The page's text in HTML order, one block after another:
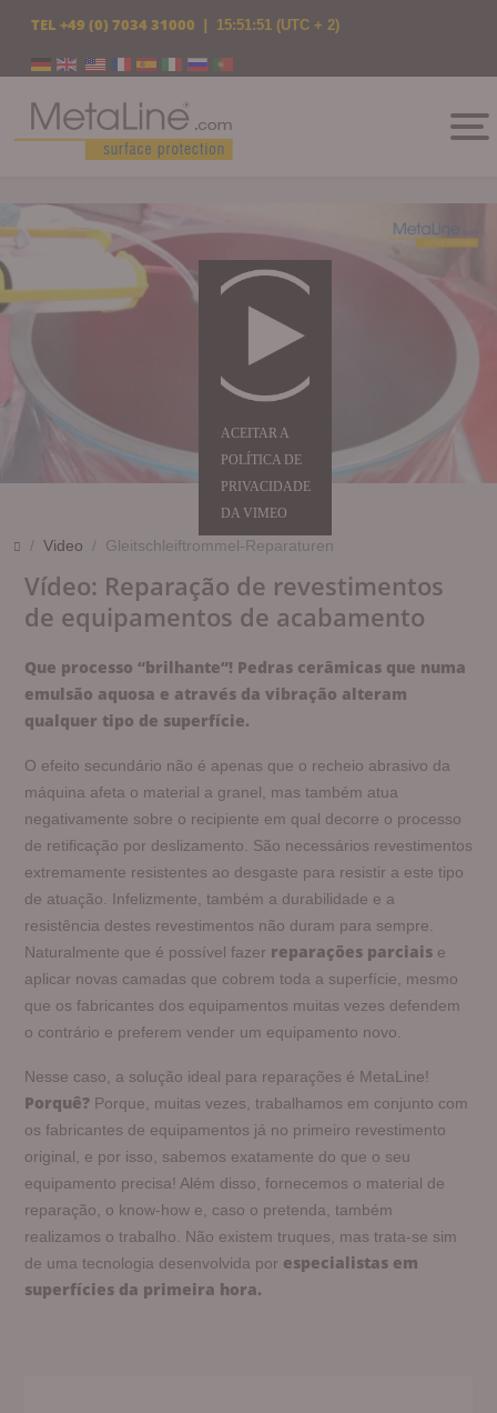
TEL +49 (0) 7034 31000 | 15:51:52 (UTC + 2)
ACEITAR A
POLÍTICA DE
PRIVACIDADE
DA VIMEO
Video Gleitschleiftrommel-Reparaturen
Vídeo: Reparação de revestimentos
de equipamentos de acabamento
Que processo “brilhante”! Pedras cerâmicas que numa
emulsão aquosa e através da vibração alteram
qualquer tipo de superfície.
O efeito secundário não é apenas que o recheio abrasivo da
máquina afeta o material a granel, mas também atua
negativamente sobre o recipiente em qual decorre o processo
de retificação por deslizamento. São necessários revestimentos
extremamente resistentes ao desgaste para resistir a este tipo
de atuação. Infelizmente, também a durabilidade e a
resistência destes revestimentos não duram para sempre.
Naturalmente que é possível fazer reparações parciais e
aplicar novas camadas que cobrem toda a superfície, mesmo
que os fabricantes dos equipamentos muitas vezes defendem
o contrário e preferem vender um equipamento novo.
Nesse caso, a solução ideal para reparações é MetaLine!
Porquê? Porque, muitas vezes, trabalhamos em conjunto com
os fabricantes de equipamentos já no primeiro revestimento
original, e por isso, sabemos exatamente do que o seu
equipamento precisa! Além disso, fornecemos o material de
reparação, o know-how e, caso o pretenda, também
realizamos o trabalho. Não existem truques, mas trata-se sim
de uma tecnologia desenvolvida por especialistas em
superfícies da primeira hora.